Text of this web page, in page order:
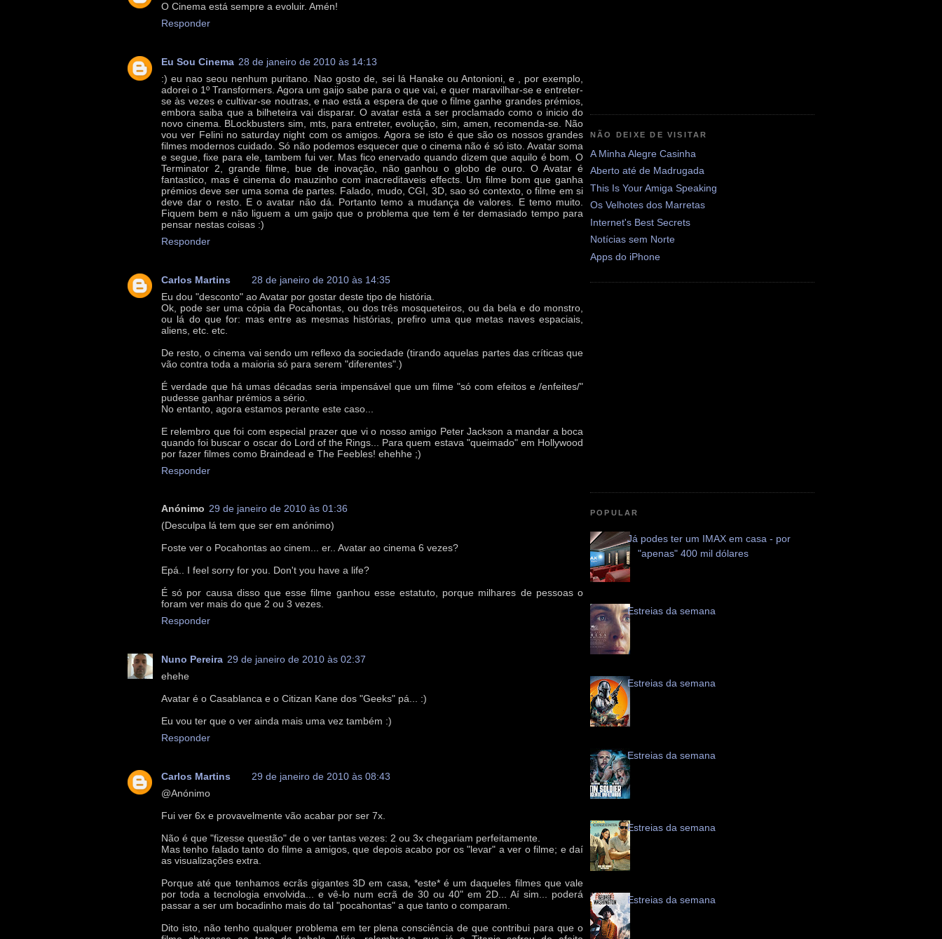
O Cinema está sempre a evoluir. Amén!
Responder
Eu Sou Cinema 28 de janeiro de 2010 às 14:13
:) eu nao seou nenhum puritano. Nao gosto de, sei lá Hanake ou Antonioni, e , por exemplo,
adorei o 1º Transformers. Agora um gaijo sabe para o que vai, e quer maravilhar-se e entreter-
se às vezes e cultivar-se noutras, e nao está a espera de que o filme ganhe grandes prémios,
embora saiba que a bilheteira vai disparar. O avatar está a ser proclamado como o inicio do
novo cinema. BLockbusters sim, mts, para entreter, evolução, sim, amen, recomenda-se. Não
vou ver Felini no saturday night com os amigos. Agora se isto é que são os nossos grandes
filmes modernos cuidado. Só não podemos esquecer que o cinema não é só isto. Avatar soma
e segue, fixe para ele, tambem fui ver. Mas fico enervado quando dizem que aquilo é bom. O
Terminator 2, grande filme, bue de inovação, não ganhou o globo de ouro. O Avatar é
fantastico, mas é cinema do mauzinho com inacreditaveis effects. Um filme bom que ganha
prémios deve ser uma soma de partes. Falado, mudo, CGI, 3D, sao só contexto, o filme em si
deve dar o resto. E o avatar não dá. Portanto temo a mudança de valores. E temo muito.
Fiquem bem e não liguem a um gaijo que o problema que tem é ter demasiado tempo para
pensar nestas coisas :)
Responder
Carlos Martins
28 de janeiro de 2010 às 14:35
Eu dou "desconto" ao Avatar por gostar deste tipo de história.
Ok, pode ser uma cópia da Pocahontas, ou dos três mosqueteiros, ou da bela e do monstro,
ou lá do que for: mas entre as mesmas histórias, prefiro uma que metas naves espaciais,
aliens, etc. etc.
De resto, o cinema vai sendo um reflexo da sociedade (tirando aquelas partes das críticas que
vão contra toda a maioria só para serem "diferentes".)
É verdade que há umas décadas seria impensável que um filme "só com efeitos e /enfeites/"
pudesse ganhar prémios a sério.
No entanto, agora estamos perante este caso...
E relembro que foi com especial prazer que vi o nosso amigo Peter Jackson a mandar a boca
quando foi buscar o oscar do Lord of the Rings... Para quem estava "queimado" em Hollywood
por fazer filmes como Braindead e The Feebles! ehehhe ;)
Responder
Anónimo 29 de janeiro de 2010 às 01:36
(Desculpa lá tem que ser em anónimo)
Foste ver o Pocahontas ao cinem... er.. Avatar ao cinema 6 vezes?
Epá.. I feel sorry for you. Don't you have a life?
É só por causa disso que esse filme ganhou esse estatuto, porque milhares de pessoas o
foram ver mais do que 2 ou 3 vezes.
Responder
Nuno Pereira 29 de janeiro de 2010 às 02:37
ehehe
Avatar é o Casablanca e o Citizan Kane dos "Geeks" pá... :)
Eu vou ter que o ver ainda mais uma vez também :)
Responder
Carlos Martins
29 de janeiro de 2010 às 08:43
@Anónimo
Fui ver 6x e provavelmente vão acabar por ser 7x.
Não é que "fizesse questão" de o ver tantas vezes: 2 ou 3x chegariam perfeitamente.
Mas tenho falado tanto do filme a amigos, que depois acabo por os "levar" a ver o filme; e daí
as visualizações extra.
Porque até que tenhamos ecrãs gigantes 3D em casa, *este* é um daqueles filmes que vale
por toda a tecnologia envolvida... e vê-lo num ecrã de 30 ou 40" em 2D... Aí sim... poderá
passar a ser um bocadinho mais do tal "pocahontas" a que tanto o comparam.
Dito isto, não tenho qualquer problema em ter plena consciência de que contribui para que o
NÃO DEIXE DE VISITAR
A Minha Alegre Casinha
Aberto até de Madrugada
This Is Your Amiga Speaking
Os Velhotes dos Marretas
Internet's Best Secrets
Notícias sem Norte
Apps do iPhone
POPULAR
Já podes ter um IMAX em casa - por
"apenas" 400 mil dólares
Estreias da semana
Estreias da semana
Estreias da semana
Estreias da semana
Estreias da semana